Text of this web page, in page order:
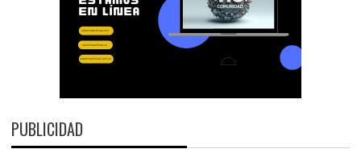
PUBLICIDAD